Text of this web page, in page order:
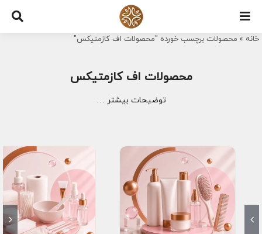
Skip
content
خانه » محصولات برچسب خورده "محصولات اف کازمتیکس"
محصولات اف کازمتیکس
توضیحات بیشتر …